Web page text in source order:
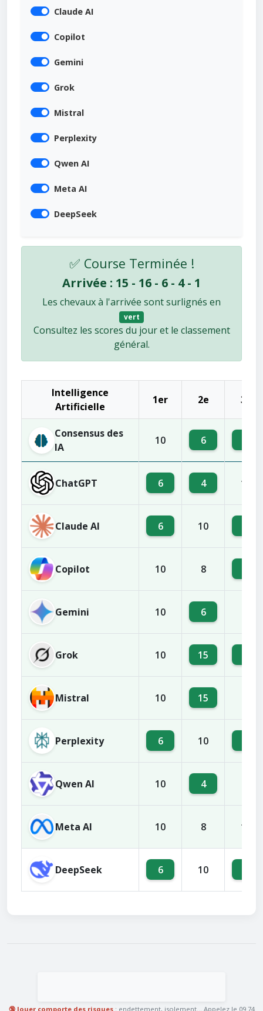
Claude AI
Copilot
Gemini
Grok
Mistral
Perplexity
Qwen AI
Meta AI
DeepSeek
✅ Course Terminée !
Arrivée : 15 - 16 - 6 - 4 - 1
Les chevaux à l'arrivée sont surlignés en
vert
Consultez les scores du jour et le classement
général.
Intelligence
Artificielle
1er 2e 3e
Consensus des
IA
10 6
ChatGPT 6 4 10
Claude AI 6 10
Copilot 10 8
Gemini 10 6
Grok 10 15
Mistral 10 15
Perplexity 6 10
Qwen AI 10 4
Meta AI 10 8 11
DeepSeek 6 10
🔞 Jouer comporte des risques: endettement, isolement... Appelez le 09 74